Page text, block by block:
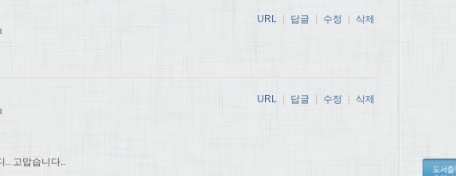
URL 답글 수정 삭제
.. 고맙습니다..
URL 답글 수정 삭제